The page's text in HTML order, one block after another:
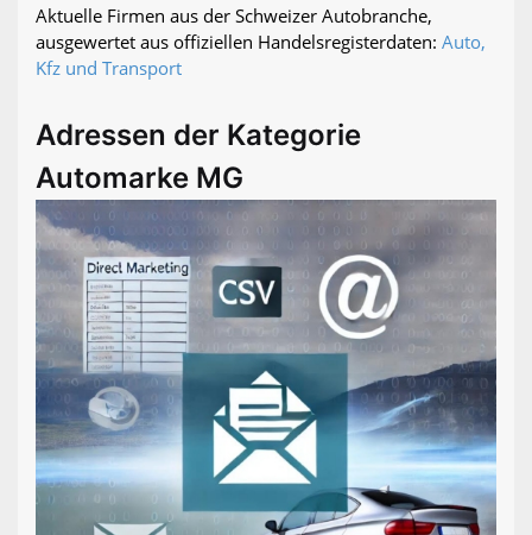
Aktuelle Firmen aus der Schweizer Autobranche,
ausgewertet aus offiziellen Handelsregisterdaten: Auto,
Kfz und Transport
Adressen der Kategorie
Automarke MG